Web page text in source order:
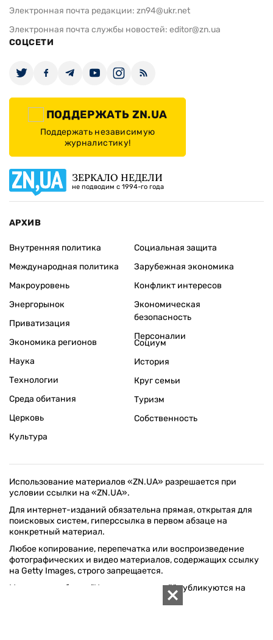
Электронная почта редакции: zn94@ukr.net
Электронная почта службы новостей: editor@zn.ua
СОЦСЕТИ
ПОДДЕРЖАТЬ ZN.UA
Поддержать независимую
журналистику!
ЗЕРКАЛО НЕДЕЛИ
не подводим с 1994-го года
АРХИВ
Внутренняя политика
Международная политика
Макроуровень
Энергорынок
Приватизация
Экономика регионов
Социальная защита
Зарубежная экономика
Конфликт интересов
Экономическая
безопасность
Персоналии
Наука
Технологии
Среда обитания
Церковь
Культура
Социум
История
Круг семьи
Туризм
Собственность
Использование материалов «ZN.UA» разрешается при
условии ссылки на «ZN.UA».
Для интернет-изданий обязательна прямая, открытая для
поисковых систем, гиперссылка в первом абзаце на
конкретный материал.
Любое копирование, перепечатка или воспроизведение
фотографических и видео материалов, содержащих ссылку
на Getty Images, строго запрещается.
Материалы в блоке "Новости компаний" публикуются на